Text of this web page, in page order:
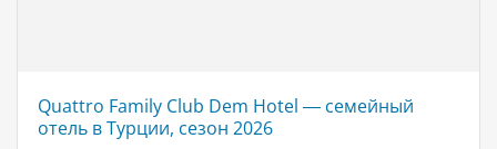
Quattro Family Club Dem Hotel — семейный
отель в Турции, сезон 2026